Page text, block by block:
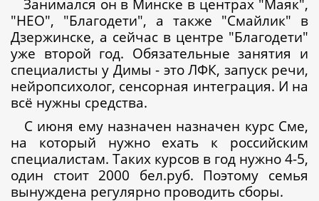
Занимался он в Минске в центрах "Маяк",
"НЕО", "Благодети", а также "Смайлик" в
Дзержинске, а сейчас в центре "Благодети"
уже второй год. Обязательные занятия и
специалисты у Димы - это ЛФК, запуск речи,
нейропсихолог, сенсорная интеграция. И на
всё нужны средства.
С июня ему назначен назначен курс Сме,
на который нужно ехать к российским
специалистам. Таких курсов в год нужно 4-5,
один стоит 2000 бел.руб. Поэтому семья
вынуждена регулярно проводить сборы.